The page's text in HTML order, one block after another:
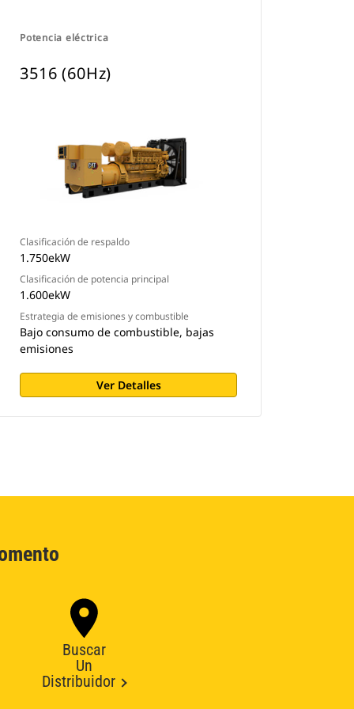
Potencia eléctrica
3516 (60Hz)
Clasificación de respaldo
1.750ekW
Clasificación de potencia principal
1.600ekW
Estrategia de emisiones y combustible
Bajo consumo de combustible, bajas
emisiones
Ver Detalles
Buscar
Un
Distribuidor